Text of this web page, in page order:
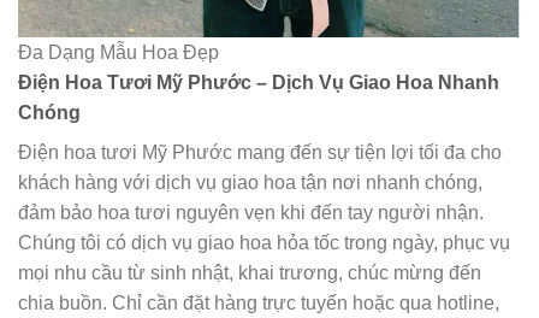
Đa Dạng Mẫu Hoa Đẹp
Điện Hoa Tươi Mỹ Phước – Dịch Vụ Giao Hoa Nhanh
Chóng
Điện hoa tươi Mỹ Phước mang đến sự tiện lợi tối đa cho
khách hàng với dịch vụ giao hoa tận nơi nhanh chóng,
đảm bảo hoa tươi nguyên vẹn khi đến tay người nhận.
Chúng tôi có dịch vụ giao hoa hỏa tốc trong ngày, phục vụ
mọi nhu cầu từ sinh nhật, khai trương, chúc mừng đến
chia buồn. Chỉ cần đặt hàng trực tuyến hoặc qua hotline,